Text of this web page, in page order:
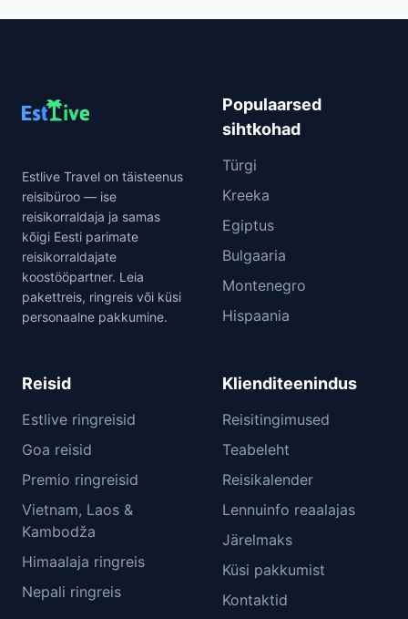
Estlive Travel on täisteenus
reisibüroo — ise
reisikorraldaja ja samas
kõigi Eesti parimate
reisikorraldajate
koostööpartner. Leia
pakettreis, ringreis või küsi
personaalne pakkumine.
Populaarsed
sihtkohad
Türgi
Kreeka
Egiptus
Bulgaaria
Montenegro
Hispaania
Reisid
Estlive ringreisid
Goa reisid
Premio ringreisid
Vietnam, Laos &
Kambodža
Himaalaja ringreis
Nepali ringreis
Klienditeenindus
Reisitingimused
Teabeleht
Reisikalender
Lennuinfo reaalajas
Järelmaks
Küsi pakkumist
Kontaktid